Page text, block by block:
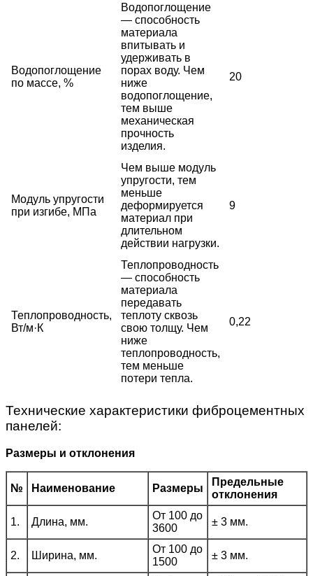
Водопоглощение
по массе, %
Водопоглощение
— способность
материала
впитывать и
удерживать в
порах воду. Чем
ниже
водопоглощение,
тем выше
механическая
прочность
изделия.
20
Модуль упругости
при изгибе, МПа
Чем выше модуль
упругости, тем
меньше
деформируется
материал при
длительном
действии нагрузки.
9
Теплопроводность,
Вт/м·К
Теплопроводность
— способность
материала
передавать
теплоту сквозь
свою толщу. Чем
ниже
теплопроводность,
тем меньше
потери тепла.
0,22
Технические характеристики фиброцементных
панелей:
Размеры и отклонения
№ Наименование Размеры
Предельные
отклонения
1. Длина, мм.
От 100 до
3600
± 3 мм.
2. Ширина, мм.
От 100 до
1500
± 3 мм.